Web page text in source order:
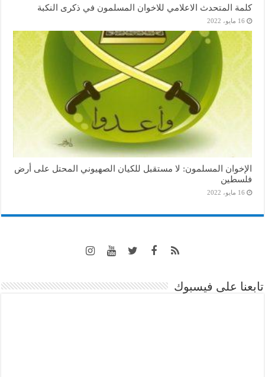
كلمة المتحدث الاعلامي للاخوان المسلمون في ذكرى النكبة
16 مايو، 2022
الإخوان المسلمون: لا مستقبل للكيان الصهيوني المحتل على أرض
فلسطين
16 مايو، 2022
تابعنا على فيسبوك